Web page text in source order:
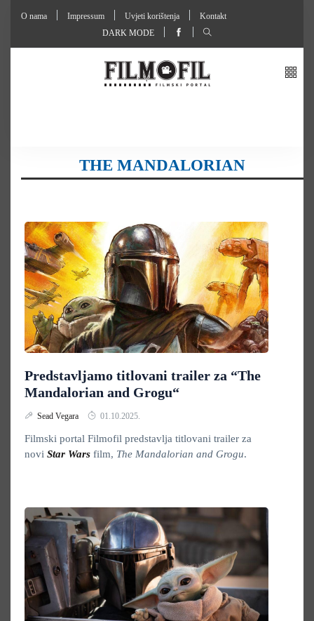
O nama Impressum Uvjeti korištenja
Kontakt
DARK MODE
THE MANDALORIAN
Predstavljamo titlovani trailer za “The
Mandalorian and Grogu“
Sead Vegara 01.10.2025.
Filmski portal Filmofil predstavlja titlovani trailer za
novi Star Wars film, The Mandalorian and Grogu.